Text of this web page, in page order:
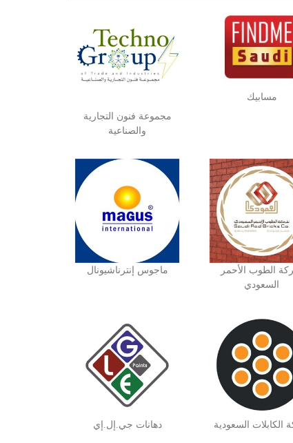
للاطلاع على كافة التفاصيل عبر الموقع :
http://www.plutosms.com/zagel
مسابيك
مجموعة فنون التجارية
والصناعية
الطوب الأحمر
السعودي
ماجوس إنترناشيونال
الكابلات السعودية دهانات جي.إل.إي